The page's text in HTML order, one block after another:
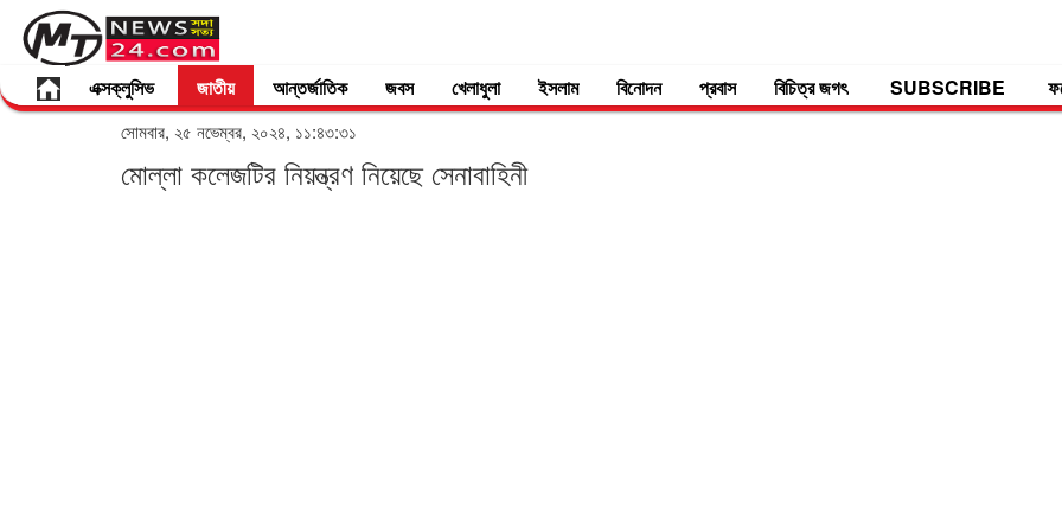
এক্সক্লুসিভ জাতীয় আন্তর্জাতিক জবস খেলাধুলা ইসলাম বিনোদন প্রবাস বিচিত্র জগৎ SUBSCRIBE
সোমবার, ২৫ নভেম্বর, ২০২৪, ১১:৪৩:৩১
মোল্লা কলেজটির নিয়ন্ত্রণ নিয়েছে সেনাবাহিনী